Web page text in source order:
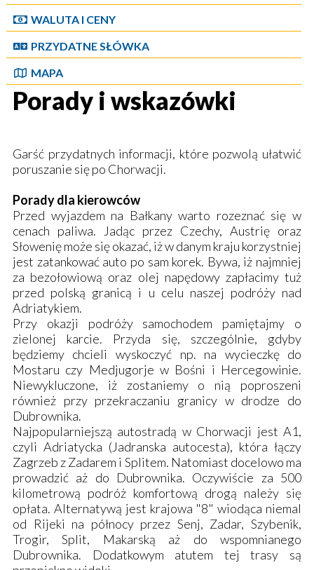
WALUTA I CENY
PRZYDATNE SŁÓWKA
MAPA
Porady i wskazówki
Garść przydatnych informacji, które pozwolą ułatwić
poruszanie się po Chorwacji.
Porady dla kierowców
Przed wyjazdem na Bałkany warto rozeznać się w
cenach paliwa. Jadąc przez Czechy, Austrię oraz
Słowenię może się okazać, iż w danym kraju korzystniej
jest zatankować auto po sam korek. Bywa, iż najmniej
za bezołowiową oraz olej napędowy zapłacimy tuż
przed polską granicą i u celu naszej podróży nad
Adriatykiem.
Przy okazji podróży samochodem pamiętajmy o
zielonej karcie. Przyda się, szczególnie, gdyby
będziemy chcieli wyskoczyć np. na wycieczkę do
Mostaru czy Medjugorje w Bośni i Hercegowinie.
Niewykluczone, iż zostaniemy o nią poproszeni
również przy przekraczaniu granicy w drodze do
Dubrownika.
Najpopularniejszą autostradą w Chorwacji jest A1,
czyli Adriatycka (Jadranska autocesta), która łączy
Zagrzeb z Zadarem i Splitem. Natomiast docelowo ma
prowadzić aż do Dubrownika. Oczywiście za 500
kilometrową podróż komfortową drogą należy się
opłata. Alternatywą jest krajowa "8" wiodąca niemal
od Rijeki na północy przez Senj, Zadar, Szybenik,
Trogir, Split, Makarską aż do wspomnianego
Dubrownika. Dodatkowym atutem tej trasy są